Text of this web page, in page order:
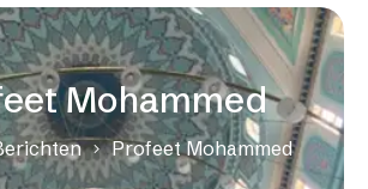
Mohammed
Profeet Mohammed